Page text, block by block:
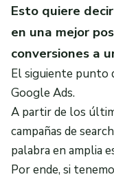
Esto quiere
en una mejor
conversiones a
El siguiente punto
Google Ads.
A partir de los
campañas de
palabra en amplia
Por ende, si